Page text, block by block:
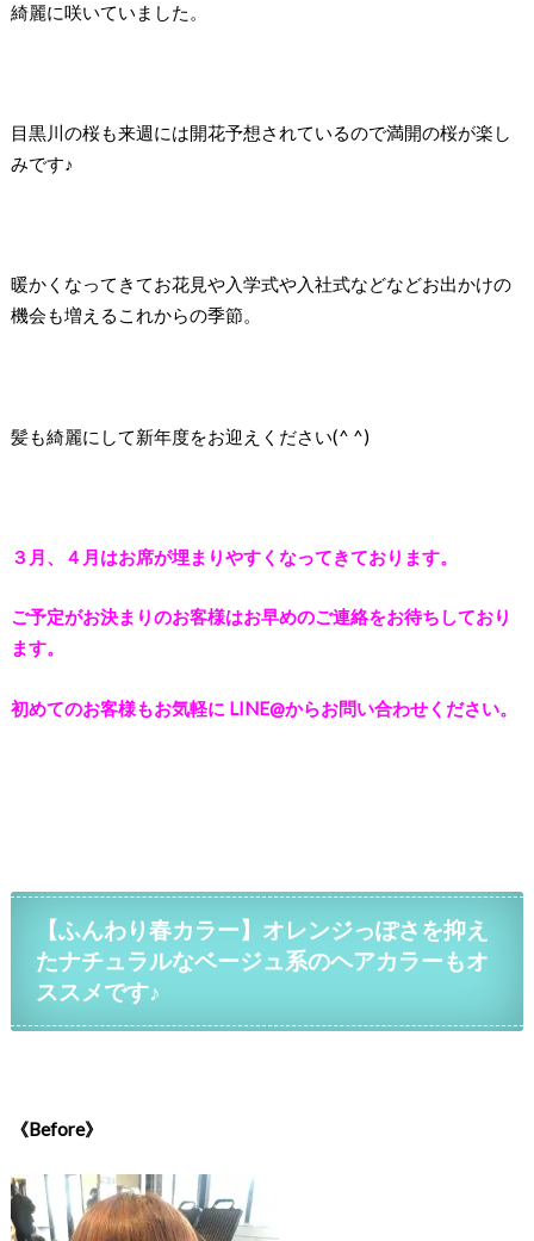
綺麗に咲いていました。
目黒川の桜も来週には開花予想されているので満開の桜が楽し
みです♪
暖かくなってきてお花見や入学式や入社式などなどお出かけの
機会も増えるこれからの季節。
髪も綺麗にして新年度をお迎えください(^ ^)
３月、４月はお席が埋まりやすくなってきております。
ご予定がお決まりのお客様はお早めのご連絡をお待ちしており
ます。
初めてのお客様もお気軽に LINE@からお問い合わせください。
【ふんわり春カラー】オレンジっぽさを抑え
たナチュラルなベージュ系のヘアカラーもオ
ススメです♪
《Before》